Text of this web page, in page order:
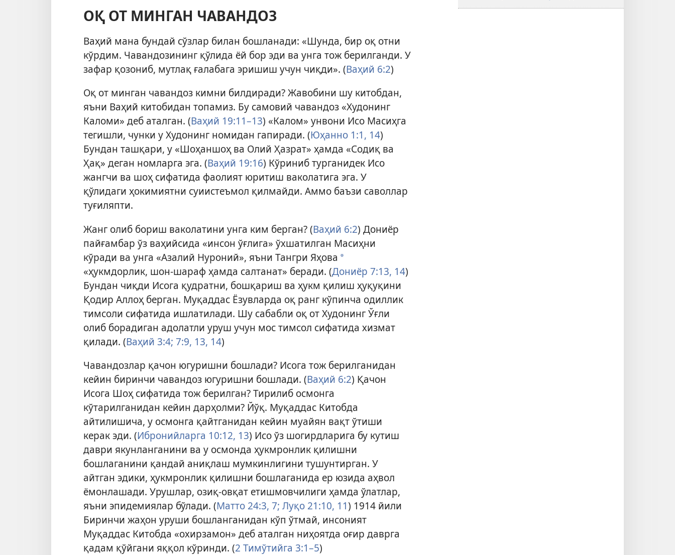
ОҚ ОТ МИНГАН ЧАВАНДОЗ
Ваҳий мана бундай сўзлар билан бошланади: «Шунда, бир оқ отни
кўрдим. Чавандозининг қўлида ёй бор эди ва унга тож берилганди. У
зафар қозониб, мутлақ ғалабага эришиш учун чиқди». (Ваҳий 6:2)
Оқ от минган чавандоз кимни билдиради? Жавобини шу китобдан,
яъни Ваҳий китобидан топамиз. Бу самовий чавандоз «Худонинг
Каломи» деб аталган. (Ваҳий 19:11–13) «Калом» унвони Исо Масиҳга
тегишли, чунки у Худонинг номидан гапиради. (Юҳанно 1:1, 14)
Бундан ташқари, у «Шоҳаншоҳ ва Олий Ҳазрат» ҳамда «Содиқ ва
Ҳақ» деган номларга эга. (Ваҳий 19:16) Кўриниб турганидек Исо
жангчи ва шоҳ сифатида фаолият юритиш ваколатига эга. У
қўлидаги ҳокимиятни суиистеъмол қилмайди. Аммо баъзи саволлар
туғиляпти.
Жанг олиб бориш ваколатини унга ким берган? (Ваҳий 6:2) Дониёр
пайғамбар ўз ваҳийсида «инсон ўғлига» ўхшатилган Масиҳни
кўради ва унга «Азалий Нуроний», яъни Тангри Яҳова *
«ҳукмдорлик, шон-шараф ҳамда салтанат» беради. (Дониёр 7:13, 14)
Бундан чиқди Исога қудратни, бошқариш ва ҳукм қилиш ҳуқуқини
Қодир Аллоҳ берган. Муқаддас Ёзувларда оқ ранг кўпинча одиллик
тимсоли сифатида ишлатилади. Шу сабабли оқ от Худонинг Ўғли
олиб борадиган адолатли уруш учун мос тимсол сифатида хизмат
қилади. (Ваҳий 3:4; 7:9, 13, 14)
Чавандозлар қачон югуришни бошлади? Исога тож берилганидан
кейин биринчи чавандоз югуришни бошлади. (Ваҳий 6:2) Қачон
Исога Шоҳ сифатида тож берилган? Тирилиб осмонга
кўтарилганидан кейин дарҳолми? Йўқ. Муқаддас Китобда
айтилишича, у осмонга қайтганидан кейин муайян вақт ўтиши
керак эди. (Ибронийларга 10:12, 13) Исо ўз шогирдларига бу кутиш
даври якунланганини ва у осмонда ҳукмронлик қилишни
бошлаганини қандай аниқлаш мумкинлигини тушунтирган. У
айтган эдики, ҳукмронлик қилишни бошлаганида ер юзида аҳвол
ёмонлашади. Урушлар, озиқ-овқат етишмовчилиги ҳамда ўлатлар,
яъни эпидемиялар бўлади. (Матто 24:3, 7; Луқо 21:10, 11) 1914 йили
Биринчи жаҳон уруши бошланганидан кўп ўтмай, инсоният
Муқаддас Китобда «охирзамон» деб аталган ниҳоятда оғир даврга
қадам қўйгани яққол кўринди. (2 Тимўтийга 3:1–5)